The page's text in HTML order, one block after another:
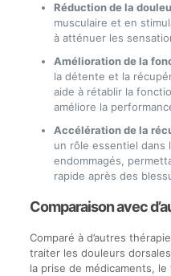
Réduction de la
musculaire et en
à atténuer les
Amélioration de la
la détente et la
aide à rétablir la
améliore la
Accélération de la
un rôle essentiel dans
endommagés,
rapide après des
Comparaison avec
Comparé à d’autres
traiter les douleurs
la prise de médicaments,